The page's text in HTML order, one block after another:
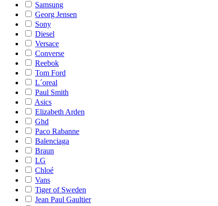
Samsung
Georg Jensen
Sony
Diesel
Versace
Converse
Reebok
Tom Ford
L´oreal
Paul Smith
Asics
Elizabeth Arden
Ghd
Paco Rabanne
Balenciaga
Braun
LG
Chloé
Vans
Tiger of Sweden
Jean Paul Gaultier